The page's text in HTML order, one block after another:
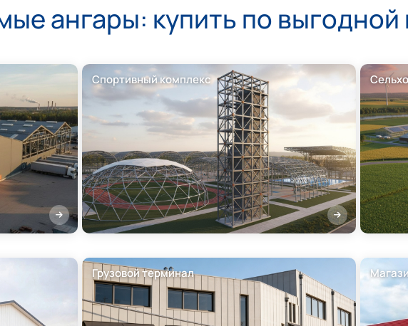
ангары: купить по выгодной
Спортивный комплекс
Грузовой терминал